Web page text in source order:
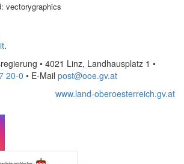
vectorygraphics
.
• 4021 Linz, Landhausplatz 1 •
20-0 • E-Mail post@ooe.gv.at
www.land-oberoesterreich.gv.at